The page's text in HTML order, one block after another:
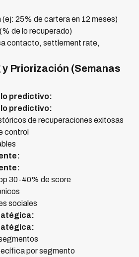
25% de cartera en 12 meses)
de lo recuperado)
contacto, settlement rate,
y Priorización (Semanas
predictivo:
predictivo:
de recuperaciones exitosas
control
30-40% de score
sociales
por segmento